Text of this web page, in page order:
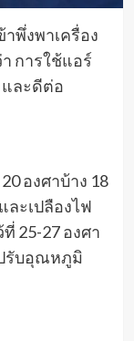
พึ่งพาเครื่อง
การใช้แอร์
ละดีต่อ
องศาบ้าง 18
ละเปลืองไฟ
25-27 องศา
ปรับอุณหภูมิ